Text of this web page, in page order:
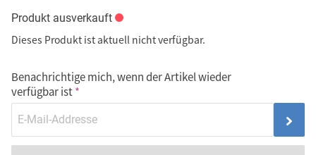
Produkt ausverkauft
Dieses Produkt ist aktuell nicht verfügbar.
Benachrichtige mich, wenn der Artikel wieder
verfügbar ist